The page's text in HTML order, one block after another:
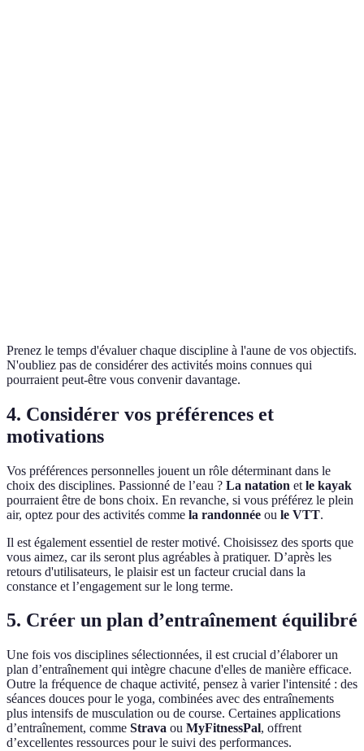
Prenez le temps d'évaluer chaque discipline à l'aune de vos objectifs.
N'oubliez pas de considérer des activités moins connues qui
pourraient peut-être vous convenir davantage.
4. Considérer vos préférences et
motivations
Vos préférences personnelles jouent un rôle déterminant dans le
choix des disciplines. Passionné de l’eau ? La natation et le kayak
pourraient être de bons choix. En revanche, si vous préférez le plein
air, optez pour des activités comme la randonnée ou le VTT.
Il est également essentiel de rester motivé. Choisissez des sports que
vous aimez, car ils seront plus agréables à pratiquer. D’après les
retours d'utilisateurs, le plaisir est un facteur crucial dans la
constance et l’engagement sur le long terme.
5. Créer un plan d’entraînement équilibré
Une fois vos disciplines sélectionnées, il est crucial d’élaborer un
plan d’entraînement qui intègre chacune d'elles de manière efficace.
Outre la fréquence de chaque activité, pensez à varier l'intensité : des
séances douces pour le yoga, combinées avec des entraînements
plus intensifs de musculation ou de course. Certaines applications
d’entraînement, comme Strava ou MyFitnessPal, offrent
d’excellentes ressources pour le suivi des performances.